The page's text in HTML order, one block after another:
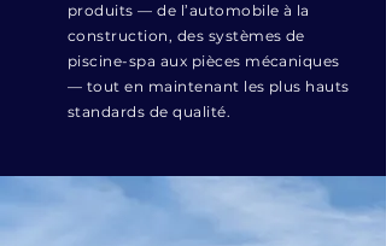
produits — de l’automobile à la
construction, des systèmes de
piscine-spa aux pièces mécaniques
— tout en maintenant les plus hauts
standards de qualité.